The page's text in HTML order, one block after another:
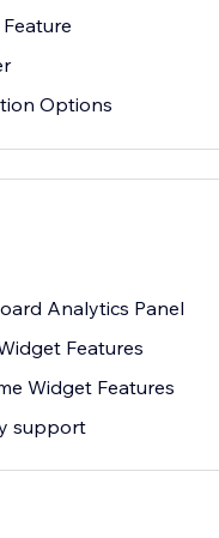
Options
Analytics Panel
Features
Widget Features
support